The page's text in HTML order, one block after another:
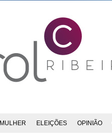
MULHER ELEIÇÕES OPINIÃO